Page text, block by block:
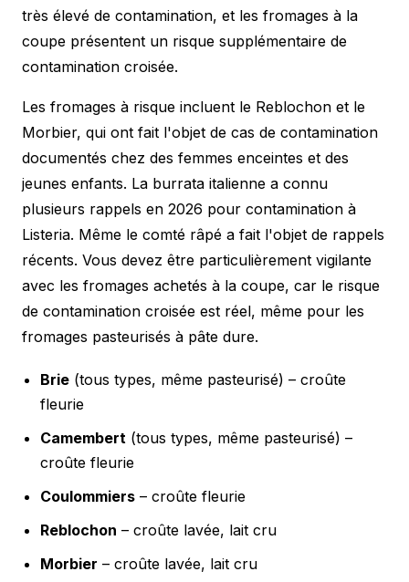
très élevé de contamination, et les fromages à la
coupe présentent un risque supplémentaire de
contamination croisée.
Les fromages à risque incluent le Reblochon et le
Morbier, qui ont fait l'objet de cas de contamination
documentés chez des femmes enceintes et des
jeunes enfants. La burrata italienne a connu
plusieurs rappels en 2026 pour contamination à
Listeria. Même le comté râpé a fait l'objet de rappels
récents. Vous devez être particulièrement vigilante
avec les fromages achetés à la coupe, car le risque
de contamination croisée est réel, même pour les
fromages pasteurisés à pâte dure.
Brie (tous types, même pasteurisé) – croûte
fleurie
Camembert (tous types, même pasteurisé) –
croûte fleurie
Coulommiers – croûte fleurie
Reblochon – croûte lavée, lait cru
Morbier – croûte lavée, lait cru